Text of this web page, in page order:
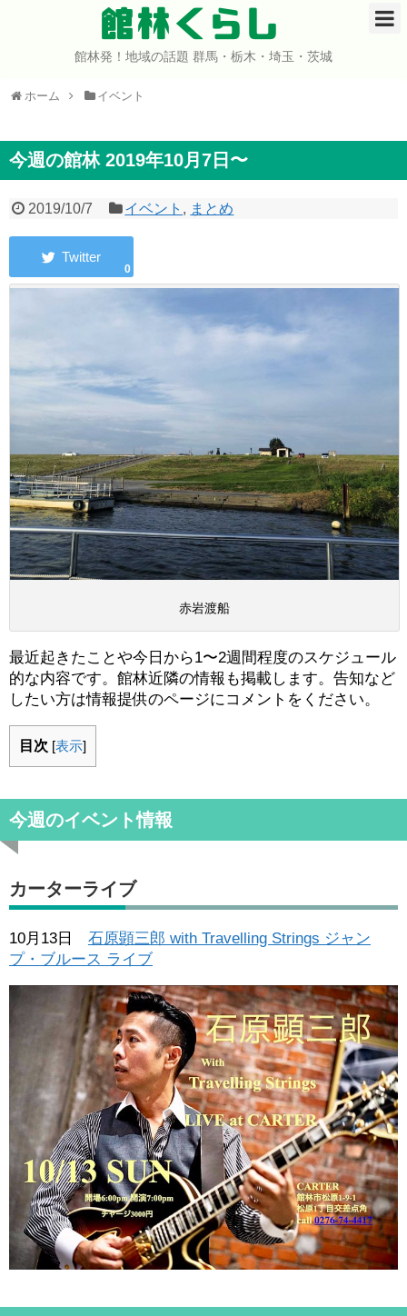
館林くらし
館林発！地域の話題 群馬・栃木・埼玉・茨城
ホーム イベント
今週の館林 2019年10月7日〜
2019/10/7 イベント , まとめ
0
赤岩渡船
最近起きたことや今日から1〜2週間程度のスケジュール
的な内容です。館林近隣の情報も掲載します。告知など
したい方は情報提供のページにコメントをください。
目次 [表示]
今週のイベント情報
カーターライブ
10月13日 石原顕三郎 with Travelling Strings ジャン
プ・ブルース ライブ
ホーム
イベント
グルメ
まとめ
宇宙よりも遠い場所